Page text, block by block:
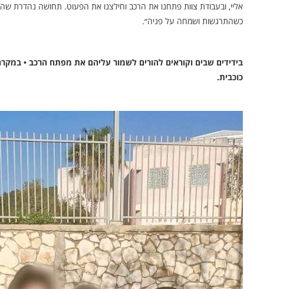
אליי, ובעבודת צוות פתחנו את הרכב וחילצנו את הפעוט. תחושה נהדרת
כשהתרגשות ושמחה על פניה״.
כוכבית.